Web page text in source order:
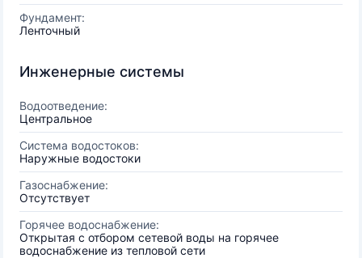
Фундамент:
Ленточный
Инженерные системы
Водоотведение:
Центральное
Система водостоков:
Наружные водостоки
Газоснабжение:
Отсутствует
Горячее водоснабжение:
Открытая с отбором сетевой воды на горячее
водоснабжение из тепловой сети